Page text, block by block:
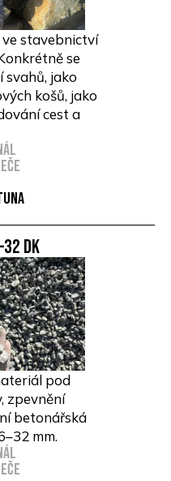
stavebnictví
se
jako
košů, jako
cest a
DK
pod
zpevnění
betonářská
mm.